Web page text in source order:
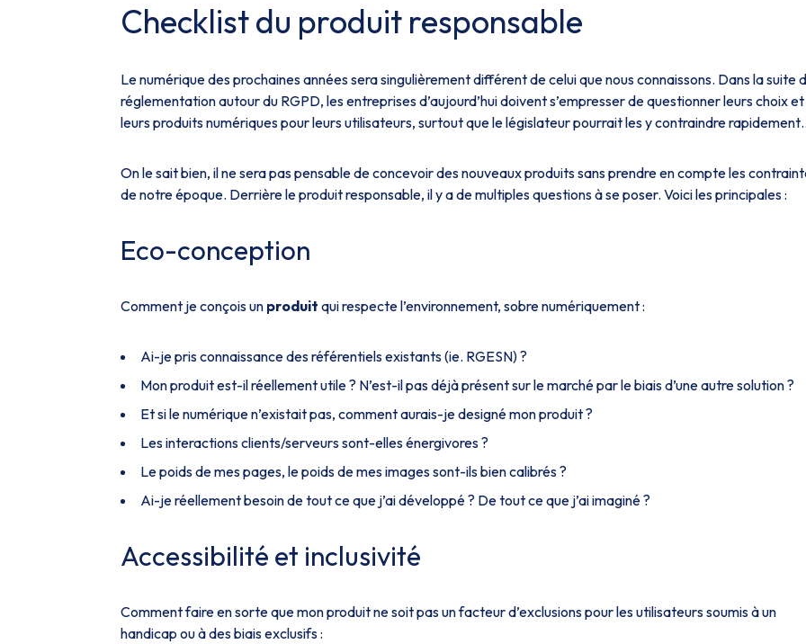
Checklist du produit responsable
Le numérique des prochaines années sera singulièrement différent de celui que nous connaissons. Dans la suite
réglementation autour du RGPD, les entreprises d’aujourd’hui doivent s’empresser de questionner leurs choix et
leurs produits numériques pour leurs utilisateurs, surtout que le législateur pourrait les y contraindre
On le sait bien, il ne sera pas pensable de concevoir des nouveaux produits sans prendre en compte les
de notre époque. Derrière le produit responsable, il y a de multiples questions à se poser. Voici les principales :
Eco-conception
Comment je conçois un produit qui respecte l’environnement, sobre numériquement :
Ai-je pris connaissance des référentiels existants (ie. RGESN) ?
Mon produit est-il réellement utile ? N’est-il pas déjà présent sur le marché par le biais d’une autre solution ?
Et si le numérique n’existait pas, comment aurais-je designé mon produit ?
Les interactions clients/serveurs sont-elles énergivores ?
Le poids de mes pages, le poids de mes images sont-ils bien calibrés ?
Ai-je réellement besoin de tout ce que j’ai développé ? De tout ce que j’ai imaginé ?
Accessibilité et inclusivité
Comment faire en sorte que mon produit ne soit pas un facteur d’exclusions pour les utilisateurs soumis à un
handicap ou à des biais exclusifs :